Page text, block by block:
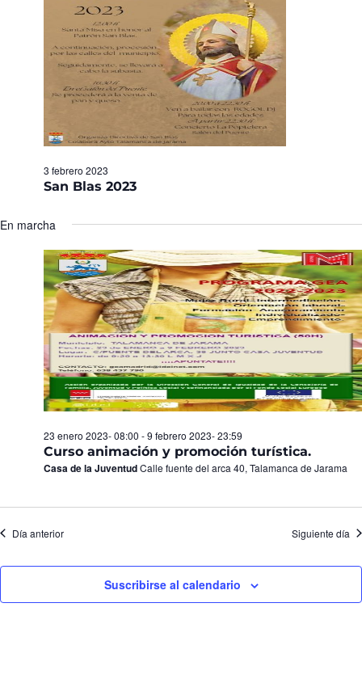
San Blas 2023
3 febrero 2023
En marcha
Curso animación y promoción turística.
23 enero 2023- 08:00 -9 febrero 2023- 23:59
Casa de la JuventudCalle fuente del arca 40, Talamanca de Jarama
Día anterior Siguiente día
Suscribirse al calendario